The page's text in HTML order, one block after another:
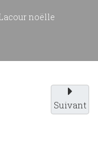
noëlle
Suivant